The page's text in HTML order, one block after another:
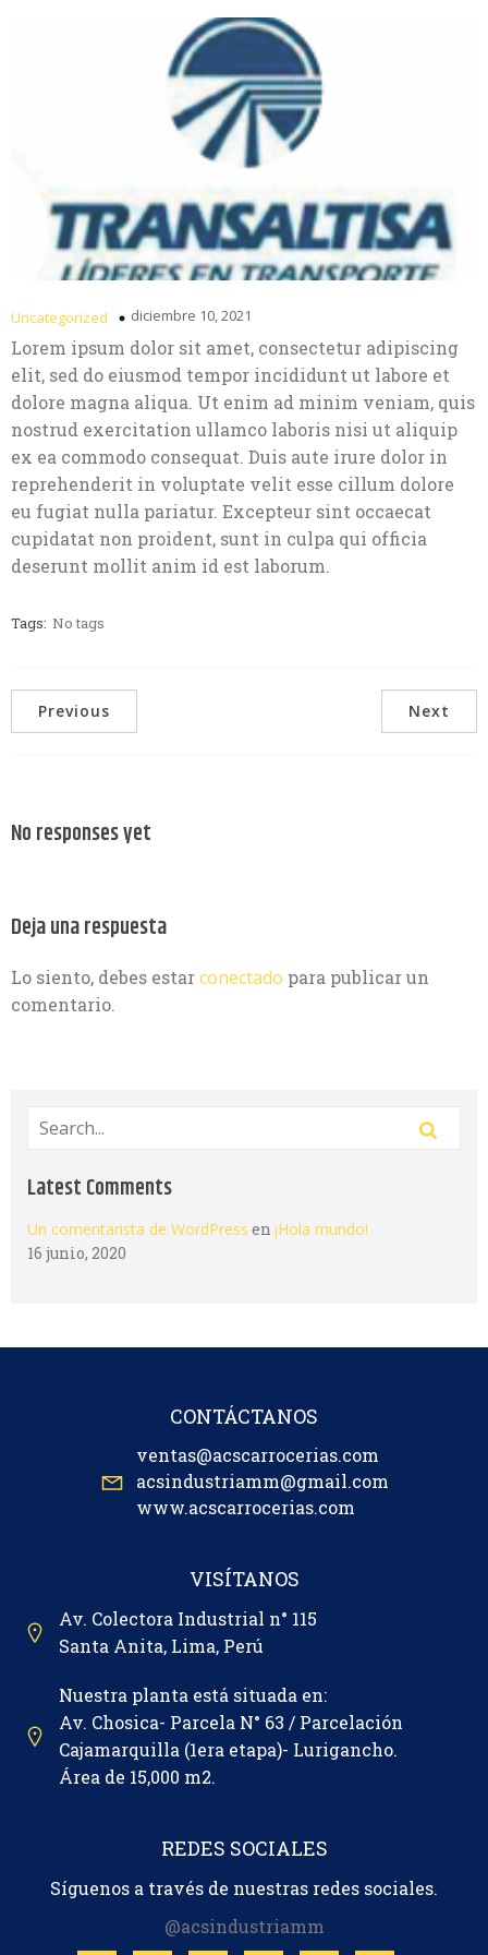
Uncategorized diciembre 10, 2021
Lorem ipsum dolor sit amet, consectetur adipiscing
elit, sed do eiusmod tempor incididunt ut labore et
dolore magna aliqua. Ut enim ad minim veniam, quis
nostrud exercitation ullamco laboris nisi ut aliquip
ex ea commodo consequat. Duis aute irure dolor in
reprehenderit in voluptate velit esse cillum dolore
eu fugiat nulla pariatur. Excepteur sint occaecat
cupidatat non proident, sunt in culpa qui officia
deserunt mollit anim id est laborum.
Tags: No tags
Previous Next
No responses yet
Deja una respuesta
Lo siento, debes estarconectado para publicar un
comentario.
Latest Comments
Un comentarista de WordPress en ¡Hola mundo!
16 junio, 2020
CONTÁCTANOS
ventas@acscarrocerias.com
acsindustriamm@gmail.com
www.acscarrocerias.com
VISÍTANOS
Av. Colectora Industrial n° 115
Santa Anita, Lima, Perú
Nuestra planta está situada en:
Av. Chosica- Parcela N° 63 / Parcelación
Cajamarquilla (1era etapa)- Lurigancho.
Área de 15,000 m2.
REDES SOCIALES
Síguenos a través de nuestras redes sociales.
@acsindustriamm